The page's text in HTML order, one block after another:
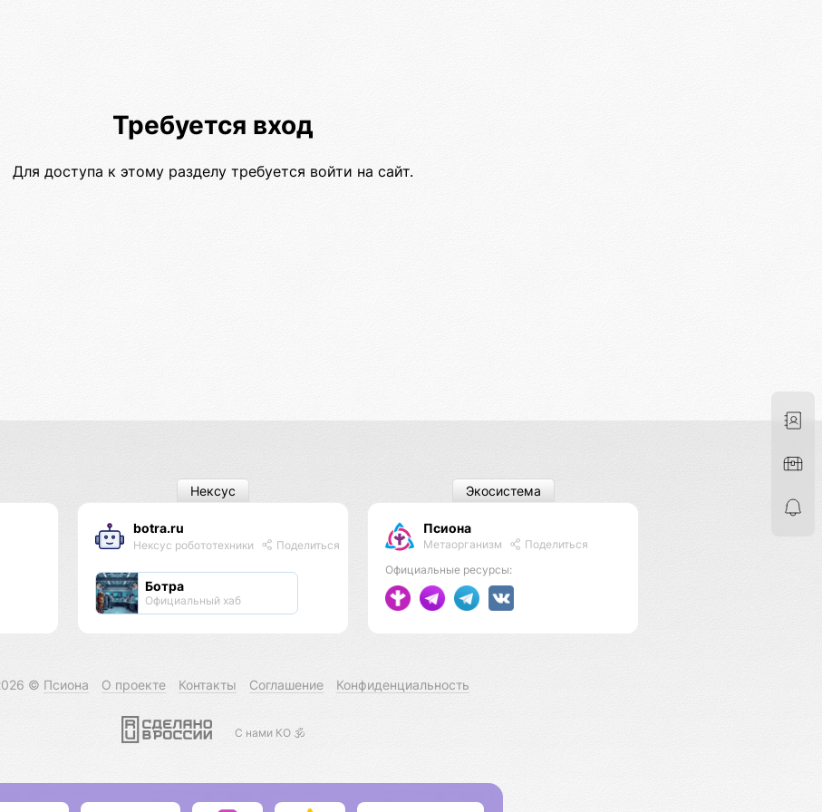
Требуется вход
Для доступа к этому разделу требуется войти на сайт.
botra.ru
Нексус робототехники Поделиться
Ботра
Официальный хаб
Нексус
Псиона
Метаорганизм
Поделиться
Официальные ресурсы:
Экосистема
© Псиона О проекте Контакты Соглашение Конфиденциальность
С нами КО 🕉️